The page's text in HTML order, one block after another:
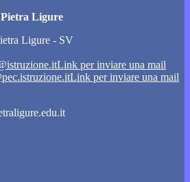
Ligure
Ligure - SV
Link per inviare una mail
Link per inviare una mail